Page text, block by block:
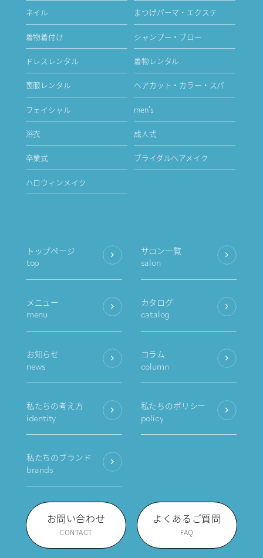
ネイル まつげパーマ・エクステ
着物着付け シャンプー・ブロー
ドレスレンタル 着物レンタル
喪服レンタル ヘアカット・カラー・スパ
フェイシャル men's
浴衣 成人式
卒業式 ブライダルヘアメイク
ハロウィンメイク
トップページ
top
サロン一覧
salon
メニュー
menu
カタログ
catalog
お知らせ
news
コラム
column
私たちの考え方
identity
私たちのポリシー
policy
私たちのブランド
brands
お問い合わせ
CONTACT
よくあるご質問
FAQ